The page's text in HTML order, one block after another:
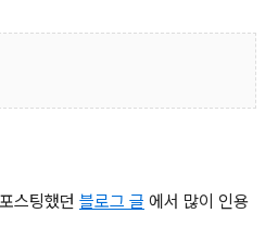
스팅했던 블로그 글 에서 많이 인용